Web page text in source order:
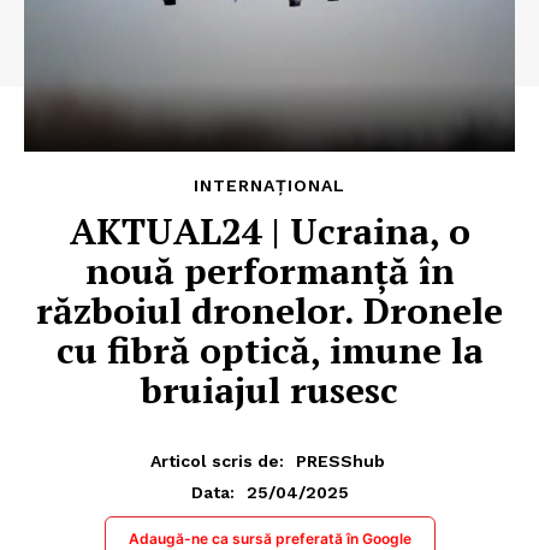
INTERNAȚIONAL
AKTUAL24 | Ucraina, o
nouă performanță în
războiul dronelor. Dronele
cu fibră optică, imune la
bruiajul rusesc
Articol scris de:
PRESShub
Data:
25/04/2025
Adaugă-ne ca sursă preferată în Google